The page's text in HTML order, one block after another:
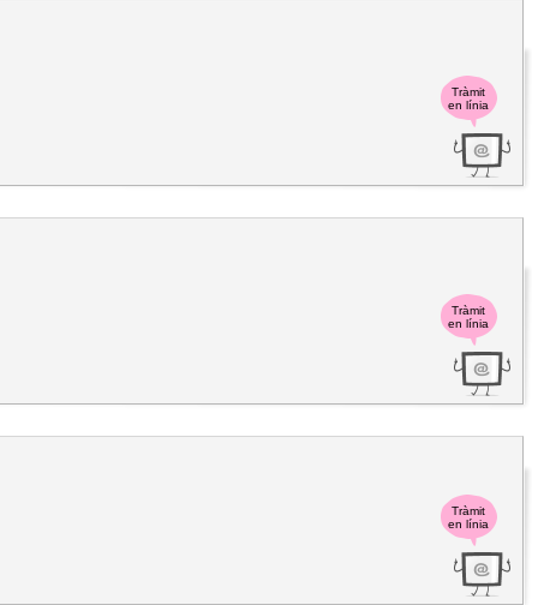
Tràmit
en línia
Tràmit
en línia
Tràmit
en línia